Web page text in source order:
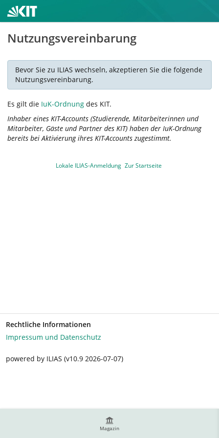
Magazin
Nutzungsvereinbarung
Bevor Sie zu ILIAS wechseln, akzeptieren Sie die folgende
Nutzungsvereinbarung.
Es gilt die IuK-Ordnung des KIT.
Inhaber eines KIT-Accounts (Studierende, Mitarbeiterinnen und
Mitarbeiter, Gäste und Partner des KIT) haben der IuK-Ordnung
bereits bei Aktivierung ihres KIT-Accounts zugestimmt.
Lokale ILIAS-Anmeldung Zur Startseite
Rechtliche Informationen
Impressum und Datenschutz
powered by ILIAS (v10.9 2026-07-07)